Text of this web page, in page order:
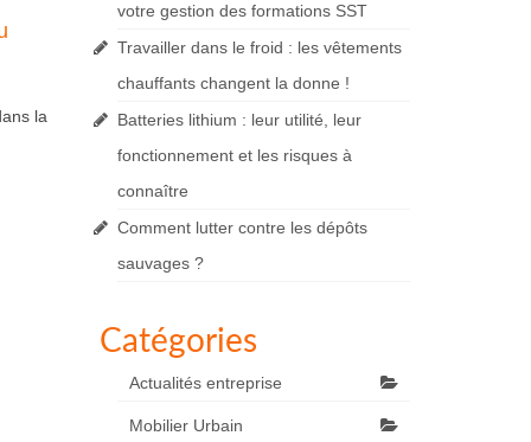
la
votre gestion des formations SST
Travailler dans le froid : les vêtements
chauffants changent la donne !
Batteries lithium : leur utilité, leur
fonctionnement et les risques à
connaître
Comment lutter contre les dépôts
sauvages ?
Catégories
Actualités entreprise
Mobilier Urbain